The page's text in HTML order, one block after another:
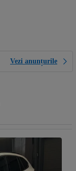
Vezi anunțurile